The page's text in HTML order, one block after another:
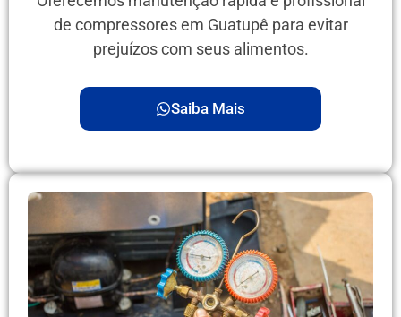
de compressores em Guatupê para evitar
prejuízos com seus alimentos.
Saiba Mais